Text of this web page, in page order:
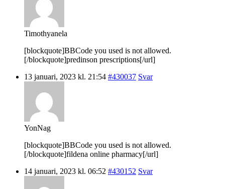
Timothyanela
[blockquote]BBCode you used is not allowed.
[/blockquote]predinson prescriptions[/url]
13 januari, 2023 kl. 21:54 #430037 Svar
YonNag
[blockquote]BBCode you used is not allowed.
[/blockquote]fildena online pharmacy[/url]
14 januari, 2023 kl. 06:52 #430152 Svar